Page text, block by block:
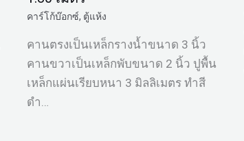
คาร์โก้บ๊อกซ์, ตู้แห้ง
คานตรงเป็นเหล็กรางน้ำขนาด 3 นิ้ว
คานขวาเป็นเหล็กพับขนาด 2 นิ้ว ปูพื้น
เหล็กแผ่นเรียบหนา 3 มิลลิเมตร ทำสี
ดำ…